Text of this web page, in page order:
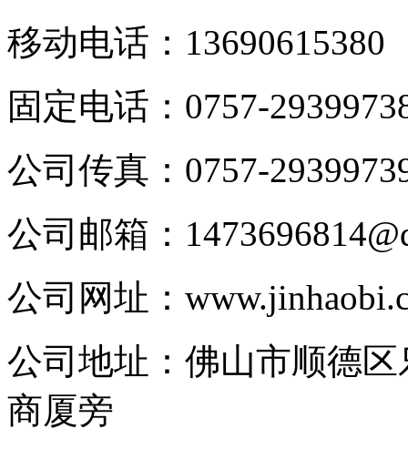
移动电话： 13690615380
固定电话： 0757-
公司传真： 0757-
公司邮箱：
公司网址：
公司地址： 佛山市顺德
商厦旁